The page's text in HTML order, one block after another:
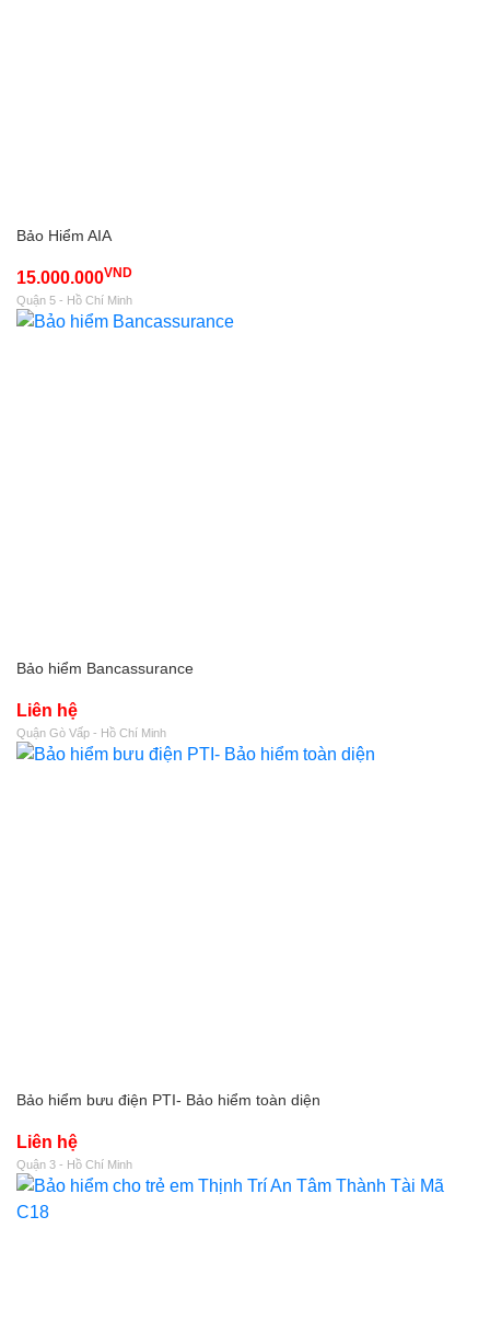
Bảo Hiểm AIA
15.000.000VND
Quận 5 - Hồ Chí Minh
Bảo hiểm Bancassurance
Liên hệ
Quận Gò Vấp - Hồ Chí Minh
Bảo hiểm bưu điện PTI- Bảo hiểm toàn diện
Liên hệ
Quận 3 - Hồ Chí Minh